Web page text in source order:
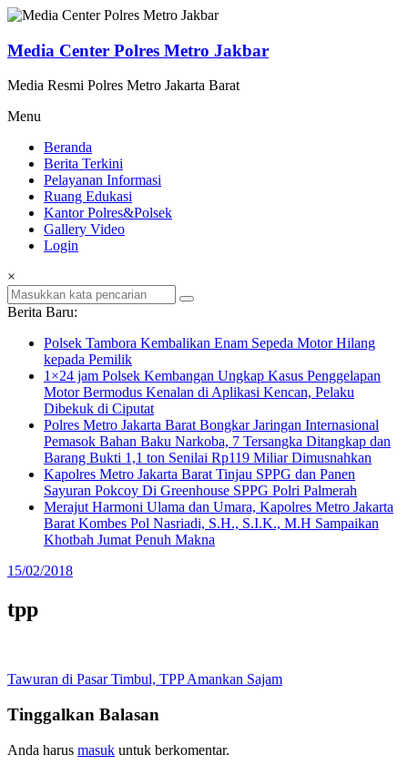
Lompat
konten
Media Center Polres Metro Jakbar
Media Resmi Polres Metro Jakarta Barat
Menu
Beranda
Berita Terkini
Pelayanan Informasi
Ruang Edukasi
Kantor Polres&Polsek
Gallery Video
Login
×
Berita Baru:
Polsek Tambora Kembalikan Enam Sepeda Motor Hilang
kepada Pemilik
1×24 jam Polsek Kembangan Ungkap Kasus Penggelapan
Motor Bermodus Kenalan di Aplikasi Kencan, Pelaku
Dibekuk di Ciputat
Polres Metro Jakarta Barat Bongkar Jaringan Internasional
Pemasok Bahan Baku Narkoba, 7 Tersangka Ditangkap dan
Barang Bukti 1,1 ton Senilai Rp119 Miliar Dimusnahkan
Kapolres Metro Jakarta Barat Tinjau SPPG dan Panen
Sayuran Pokcoy Di Greenhouse SPPG Polri Palmerah
Merajut Harmoni Ulama dan Umara, Kapolres Metro Jakarta
Barat Kombes Pol Nasriadi, S.H., S.I.K., M.H Sampaikan
Khotbah Jumat Penuh Makna
15/02/2018
tpp
Navigasi
Tawuran di Pasar Timbul, TPP Amankan Sajam
Tinggalkan Balasan
Anda harus masuk untuk berkomentar.